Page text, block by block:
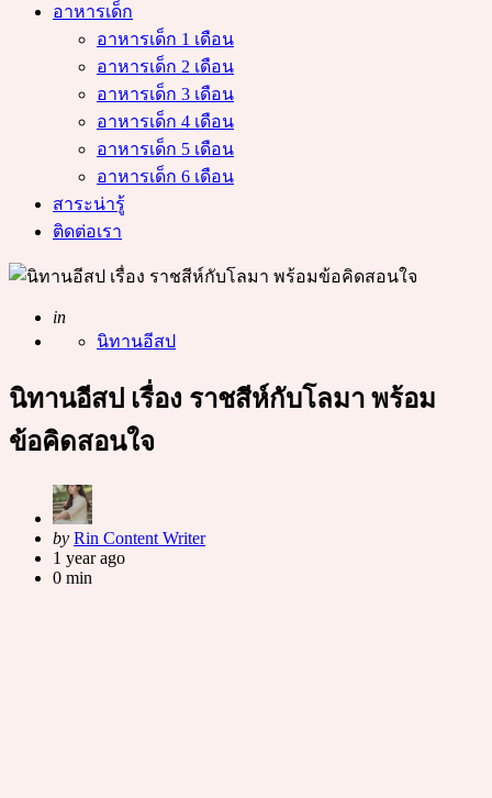
อาหารเด็ก
อาหารเด็ก 1 เดือน
อาหารเด็ก 2 เดือน
อาหารเด็ก 3 เดือน
อาหารเด็ก 4 เดือน
อาหารเด็ก 5 เดือน
อาหารเด็ก 6 เดือน
สาระน่ารู้
ติดต่อเรา
Posted
in
นิทานอีสป
นิทานอีสป เรื่อง ราชสีห์กับโลมา พร้อม
ข้อคิดสอนใจ
Posted
by
by Rin Content Writer
1 year ago
0 min